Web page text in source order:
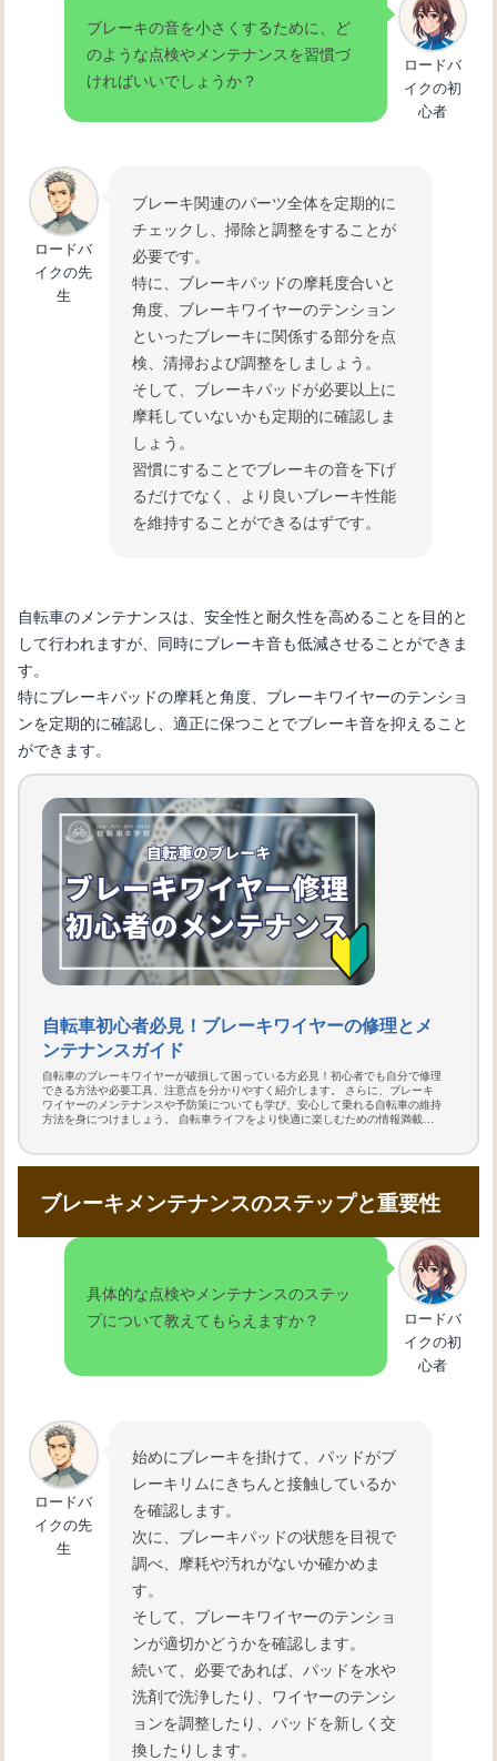
ブレーキの音を小さくするために、ど
のような点検やメンテナンスを習慣づ
ければいいでしょうか？
ロードバ
イクの初
心者
ロードバ
イクの先
生
ブレーキ関連のパーツ全体を定期的に
チェックし、掃除と調整をすることが
必要です。
特に、ブレーキパッドの摩耗度合いと
角度、ブレーキワイヤーのテンション
といったブレーキに関係する部分を点
検、清掃および調整をしましょう。
そして、ブレーキパッドが必要以上に
摩耗していないかも定期的に確認しま
しょう。
習慣にすることでブレーキの音を下げ
るだけでなく、より良いブレーキ性能
を維持することができるはずです。
自転車のメンテナンスは、安全性と耐久性を高めることを目的と
して行われますが、同時にブレーキ音も低減させることができま
す。
特にブレーキパッドの摩耗と角度、ブレーキワイヤーのテンショ
ンを定期的に確認し、適正に保つことでブレーキ音を抑えること
ができます。
自転車初心者必見！ブレーキワイヤーの修理とメ
ンテナンスガイド
自転車のブレーキワイヤーが破損して困っている方必見！初心者でも自分で修理
できる方法や必要工具、注意点を分かりやすく紹介します。 さらに、ブレーキ
ワイヤーのメンテナンスや予防策についても学び、安心して乗れる自転車の維持
方法を身につけましょう。 自転車ライフをより快適に楽しむための情報満載で
ブレーキメンテナンスのステップと重要性
具体的な点検やメンテナンスのステッ
プについて教えてもらえますか？
ロードバ
イクの初
心者
ロードバ
イクの先
生
始めにブレーキを掛けて、パッドがブ
レーキリムにきちんと接触しているか
を確認します。
次に、ブレーキパッドの状態を目視で
調べ、摩耗や汚れがないか確かめま
す。
そして、ブレーキワイヤーのテンショ
ンが適切かどうかを確認します。
続いて、必要であれば、パッドを水や
洗剤で洗浄したり、ワイヤーのテンシ
ョンを調整したり、パッドを新しく交
換したりします。